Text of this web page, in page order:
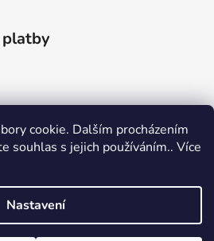
cookie. Dalším procházením
souhlas s jejich používáním.. Více
Nastavení
HLEDAT